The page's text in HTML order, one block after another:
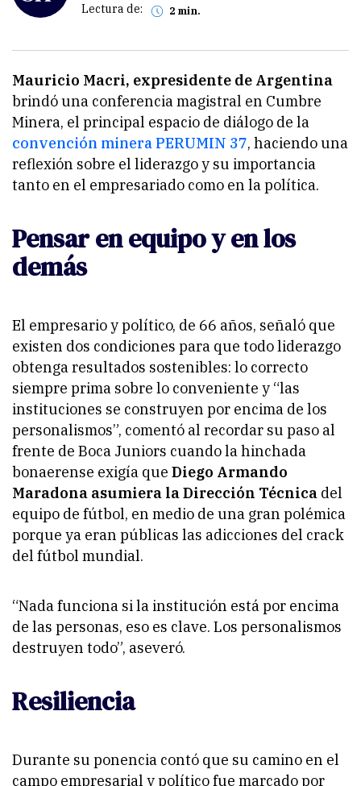
Lectura de: 2 min.
Mauricio Macri, expresidente de Argentina
brindó una conferencia magistral en Cumbre
Minera, el principal espacio de diálogo de la
convención minera PERUMIN 37, haciendo una
reflexión sobre el liderazgo y su importancia
tanto en el empresariado como en la política.
Pensar en equipo y en los
demás
El empresario y político, de 66 años, señaló que
existen dos condiciones para que todo liderazgo
obtenga resultados sostenibles: lo correcto
siempre prima sobre lo conveniente y “las
instituciones se construyen por encima de los
personalismos”, comentó al recordar su paso al
frente de Boca Juniors cuando la hinchada
bonaerense exigía que Diego Armando
Maradona asumiera la Dirección Técnica del
equipo de fútbol, en medio de una gran polémica
porque ya eran públicas las adicciones del crack
del fútbol mundial.
“Nada funciona si la institución está por encima
de las personas, eso es clave. Los personalismos
destruyen todo”, aseveró.
Resiliencia
Durante su ponencia contó que su camino en el
campo empresarial y político fue marcado por